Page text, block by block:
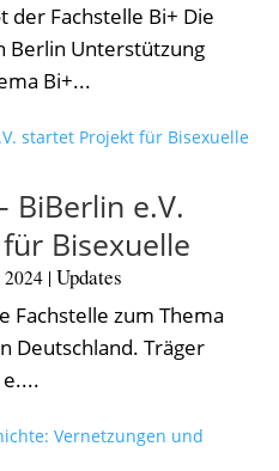
der Fachstelle Bi+ Die
Berlin Unterstützung
Bi+...
BiBerlin e.V.
Bisexuelle
| Updates
Fachstelle zum Thema
Deutschland. Träger